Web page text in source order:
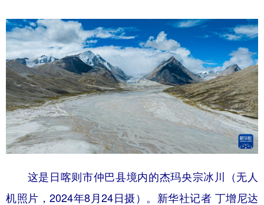
这是日喀则市仲巴县境内的杰玛央宗冰川（无人
机照片，2024年8月24日摄）。新华社记者 丁增尼达